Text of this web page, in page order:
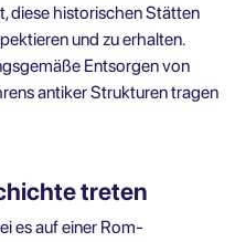
diese historischen Stätten
und zu erhalten.
Entsorgen von
antiker Strukturen tragen
treten
es auf einer Rom-